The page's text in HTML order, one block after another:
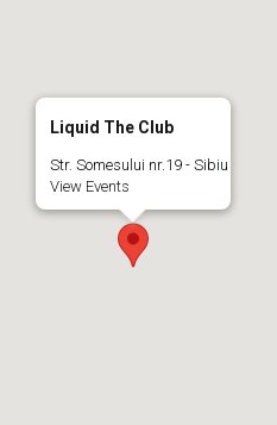
Liquid The Club
Str. Somesului nr.19 - Sibiu
View Events